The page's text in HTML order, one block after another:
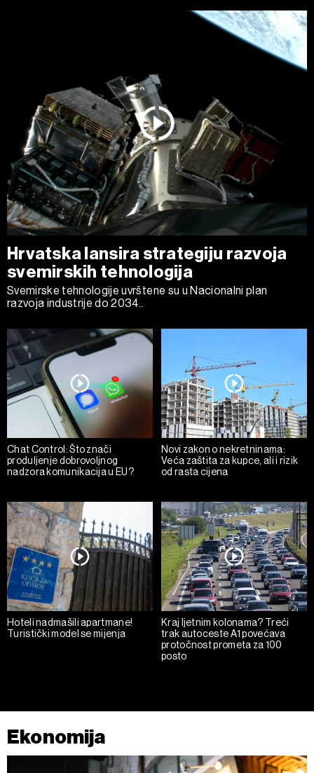
Hrvatska lansira strategiju razvoja
svemirskih tehnologija
Svemirske tehnologije uvrštene su u Nacionalni plan
razvoja industrije do 2034..
Chat Control: Što znači
produljenje dobrovoljnog
nadzora komunikacija u EU?
Novi zakon o nekretninama:
Veća zaštita za kupce, ali i rizik
od rasta cijena
Hoteli nadmašili apartmane!
Turistički model se mijenja
Kraj ljetnim kolonama? Treći
trak autoceste A1 povećava
protočnost prometa za 100
posto
Ekonomija